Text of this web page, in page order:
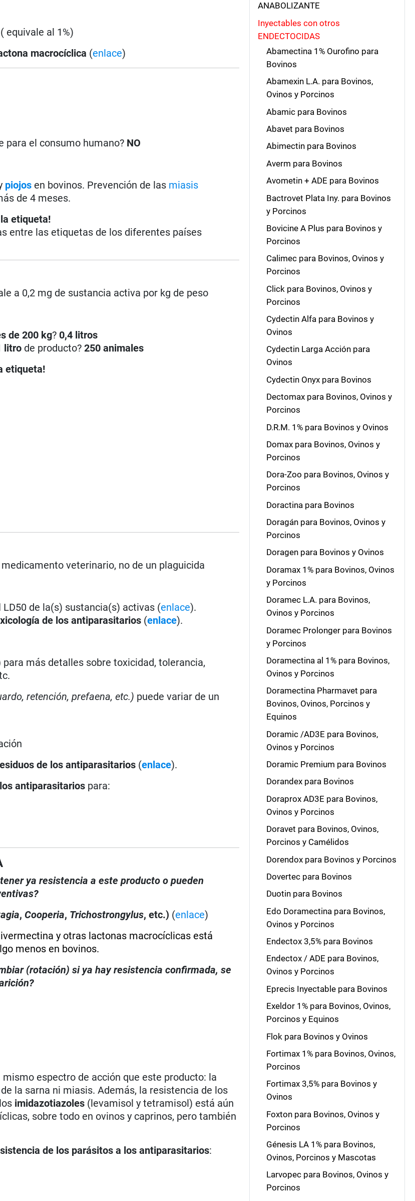
( equivale al 1%)
macrocíclica (enlace)
para el consumo humano? NO
piojos en bovinos. Prevención de las miasis
de 4 meses.
etiqueta!
entre las etiquetas de los diferentes países
a 0,2 mg de sustancia activa por kg de peso
de 200 kg? 0,4 litros
litro de producto?250 animales
etiqueta!
veterinario, no de un plaguicida
de la(s) sustancia(s) activas (enlace).
de los antiparasitarios (enlace).
para más detalles sobre toxicidad, tolerancia,
retención, prefaena, etc.) puede variar de un
de los antiparasitarios (enlace).
antiparasitarios para:
ya resistencia a este producto o pueden
, Cooperia, Trichostrongylus, etc.) (enlace)
y otras lactonas macrocíclicas está
menos en bovinos.
(rotación) si ya hay resistencia confirmada, se
espectro de acción que este producto: la
la sarna ni miasis. Además, la resistencia de los
imidazotiazoles (levamisol y tetramisol) está aún
sobre todo en ovinos y caprinos, pero también
de los parásitos a los antiparasitarios:
ANABOLIZANTE
Inyectables con otros
ENDECTOCIDAS
Abamectina 1% Ourofino para
Bovinos
Abamexin L.A. para Bovinos,
Ovinos y Porcinos
Abamic para Bovinos
Abavet para Bovinos
Abimectin para Bovinos
Averm para Bovinos
Avometin + ADE para Bovinos
Bactrovet Plata Iny. para Bovinos
y Porcinos
Bovicine A Plus para Bovinos y
Porcinos
Calimec para Bovinos, Ovinos y
Porcinos
Click para Bovinos, Ovinos y
Porcinos
Cydectin Alfa para Bovinos y
Ovinos
Cydectin Larga Acción para
Ovinos
Cydectin Onyx para Bovinos
Dectomax para Bovinos, Ovinos y
Porcinos
D.R.M. 1% para Bovinos y Ovinos
Domax para Bovinos, Ovinos y
Porcinos
Dora-Zoo para Bovinos, Ovinos y
Porcinos
Doractina para Bovinos
Doragán para Bovinos, Ovinos y
Porcinos
Doragen para Bovinos y Ovinos
Doramax 1% para Bovinos, Ovinos
y Porcinos
Doramec L.A. para Bovinos,
Ovinos y Porcinos
Doramec Prolonger para Bovinos
y Porcinos
Doramectina al 1% para Bovinos,
Ovinos y Porcinos
Doramectina Pharmavet para
Bovinos, Ovinos, Porcinos y
Equinos
Doramic /AD3E para Bovinos,
Ovinos y Porcinos
Doramic Premium para Bovinos
Dorandex para Bovinos
Doraprox AD3E para Bovinos,
Ovinos y Porcinos
Doravet para Bovinos, Ovinos,
Porcinos y Camélidos
Dorendox para Bovinos y Porcinos
Dovertec para Bovinos
Duotin para Bovinos
Edo Doramectina para Bovinos,
Ovinos y Porcinos
Endectox 3,5% para Bovinos
Endectox / ADE para Bovinos,
Ovinos y Porcinos
Eprecis Inyectable para Bovinos
Exeldor 1% para Bovinos, Ovinos,
Porcinos y Equinos
Flok para Bovinos y Ovinos
Fortimax 1% para Bovinos, Ovinos,
Porcinos
Fortimax 3,5% para Bovinos y
Ovinos
Foxton para Bovinos, Ovinos y
Porcinos
Génesis LA 1% para Bovinos,
Ovinos, Porcinos y Mascotas
Larvopec para Bovinos, Ovinos y
Porcinos